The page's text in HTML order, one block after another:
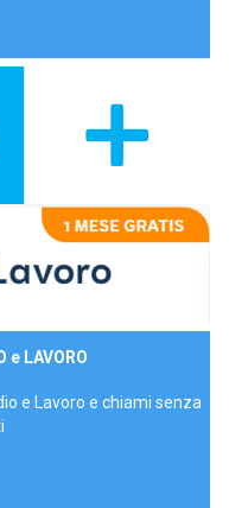
e LAVORO
e Lavoro e chiami senza